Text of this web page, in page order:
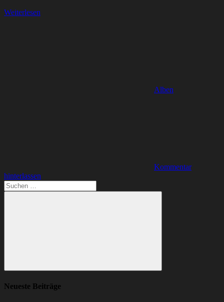
Weiterlesen
Alben
Kommentar
hinterlassen
Suchen
nach:
Suchen
Neueste Beiträge